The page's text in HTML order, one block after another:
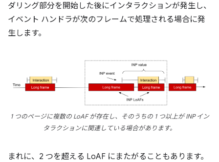
ダリング部分を開始した後にインタラクションが発生し、
イベント ハンドラが次のフレームで処理される場合に発
生します。
1 つのページに複数の LoAF が存在し、そのうちの 1 つ以上が INP イン
タラクションに関連している場合があります。
まれに、2 つを超える LoAF にまたがることもあります。